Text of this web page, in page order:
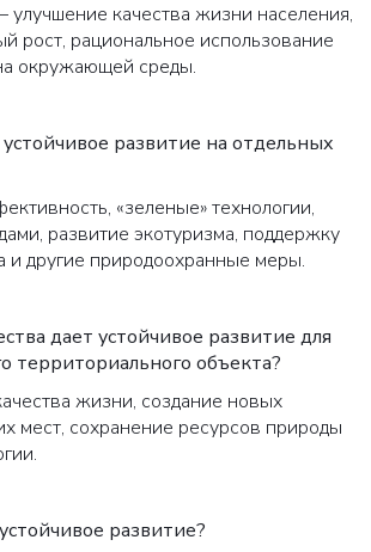
качества жизни населения,
рост, рациональное использование
окружающей среды.
устойчивое развитие на отдельных
«зеленые» технологии,
развитие экотуризма, поддержку
и другие природоохранные меры.
дает устойчивое развитие для
территориального объекта?
жизни, создание новых
мест, сохранение ресурсов природы
развитие?